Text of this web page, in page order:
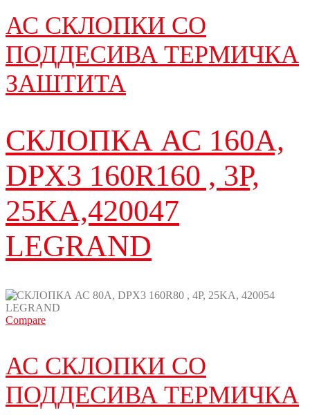
АС СКЛОПКИ СО
ПОДДЕСИВА ТЕРМИЧКА
ЗАШТИТА
СКЛОПКА АС 160A,
DPX3 160R160 , 3P,
25KA,420047
LEGRAND
Compare
АС СКЛОПКИ СО
ПОДДЕСИВА ТЕРМИЧКА